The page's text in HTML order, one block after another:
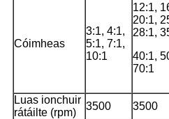
Cóimheas
3:1, 4:1,
5:1, 7:1,
10:1
12:1,
20:1,
28:1,
40:1,
70:1
Luas ionchuir
rátáilte (rpm)
3500 3500